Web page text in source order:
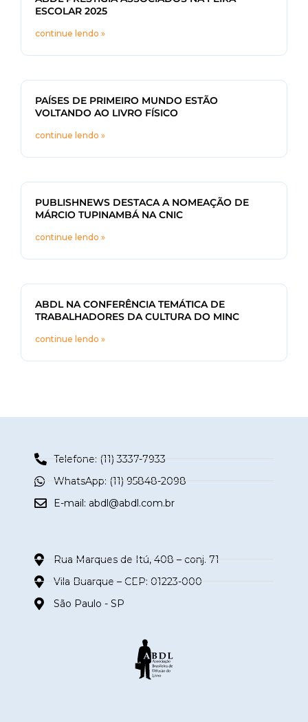
ESCOLAR 2025
continue lendo »
PAÍSES DE PRIMEIRO MUNDO ESTÃO
VOLTANDO AO LIVRO FÍSICO
continue lendo »
PUBLISHNEWS DESTACA A NOMEAÇÃO DE
MÁRCIO TUPINAMBÁ NA CNIC
continue lendo »
ABDL NA CONFERÊNCIA TEMÁTICA DE
TRABALHADORES DA CULTURA DO MINC
continue lendo »
Telefone: (11) 3337-7933
WhatsApp: (11) 95848-2098
E-mail: abdl@abdl.com.br
Rua Marques de Itú, 408 – conj. 71
Vila Buarque – CEP: 01223-000
São Paulo - SP